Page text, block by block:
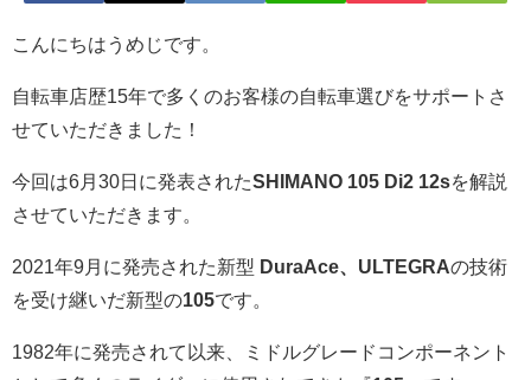
こんにちはうめじです。
自転車店歴15年で多くのお客様の自転車選びをサポートさ
せていただきました！
今回は6月30日に発表されたSHIMANO 105 Di2 12sを解説
させていただきます。
2021年9月に発売された新型 DuraAce、ULTEGRAの技術
を受け継いだ新型の105です。
1982年に発売されて以来、ミドルグレードコンポーネント